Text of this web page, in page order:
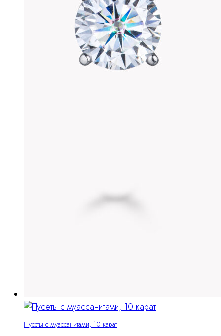
Пусеты с муассанитами, 10 карат